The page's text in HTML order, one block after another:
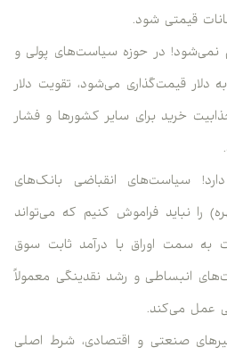
قیمتی شود.
در حوزه سیاست‌های پولی و
دلار قیمت‌گذاری می‌شود، تقویت دلار
خرید برای سایر کشورها و فشار
سیاست‌های انقباضی بانک‌های
را نباید فراموش کنیم که می‌تواند
به سمت اوراق با درآمد ثابت سوق
انبساطی و رشد نقدینگی معمولاً
عمل می‌کند.
صنعتی و اقتصادی، شرط اصلی